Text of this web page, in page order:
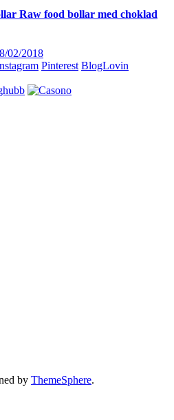
Raw food bollar med choklad
02/2018
Pinterest BlogLovin
by ThemeSphere.